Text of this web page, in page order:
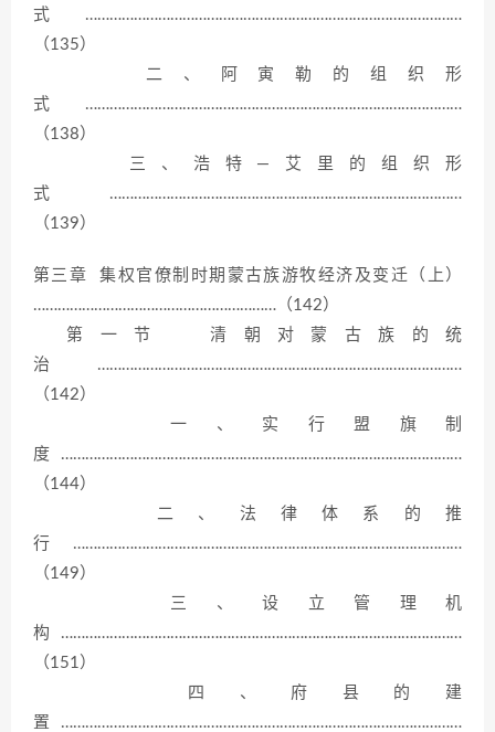
式…………………………………………………………………………………
（135）
二、阿寅勒的组织形
式…………………………………………………………………………………
（138）
三、浩特—艾里的组织形
式……………………………………………………………………………
（139）
第三章 集权官僚制时期蒙古族游牧经济及变迁（上）
……………………………………………………（142）
第一节 清朝对蒙古族的统
治………………………………………………………………………………
（142）
一、实行盟旗制
度………………………………………………………………………………………
（144）
二、法律体系的推
行……………………………………………………………………………………
（149）
三、设立管理机
构………………………………………………………………………………………
（151）
四、府县的建
置………………………………………………………………………………………